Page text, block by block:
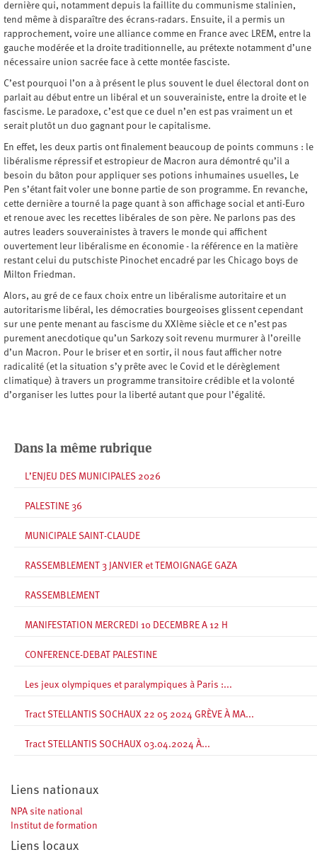
dernière qui, notamment depuis la faillite du communisme stalinien,
tend même à disparaître des écrans-radars. Ensuite, il a permis un
rapprochement, voire une alliance comme en France avec LREM, entre la
gauche modérée et la droite traditionnelle, au prétexte notamment d’une
nécessaire union sacrée face à cette montée fasciste.
C’est pourquoi l’on a à présent le plus souvent le duel électoral dont on
parlait au début entre un libéral et un souverainiste, entre la droite et le
fascisme. Le paradoxe, c’est que ce duel n’en est pas vraiment un et
serait plutôt un duo gagnant pour le capitalisme.
En effet, les deux partis ont finalement beaucoup de points communs : le
libéralisme répressif et estropieur de Macron aura démontré qu’il a
besoin du bâton pour appliquer ses potions inhumaines usuelles, Le
Pen s’étant fait voler une bonne partie de son programme. En revanche,
cette dernière a tourné la page quant à son affichage social et anti-Euro
et renoue avec les recettes libérales de son père. Ne parlons pas des
autres leaders souverainistes à travers le monde qui affichent
ouvertement leur libéralisme en économie - la référence en la matière
restant celui du putschiste Pinochet encadré par les Chicago boys de
Milton Friedman.
Alors, au gré de ce faux choix entre un libéralisme autoritaire et un
autoritarisme libéral, les démocraties bourgeoises glissent cependant
sur une pente menant au fascisme du XXIème siècle et ce n’est pas
purement anecdotique qu’un Sarkozy soit revenu murmurer à l’oreille
d’un Macron. Pour le briser et en sortir, il nous faut afficher notre
radicalité (et la situation s’y prête avec le Covid et le dérèglement
climatique) à travers un programme transitoire crédible et la volonté
d’organiser les luttes pour la liberté autant que pour l’égalité.
Dans la même rubrique
L’ENJEU DES MUNICIPALES 2026
PALESTINE 36
MUNICIPALE SAINT-CLAUDE
RASSEMBLEMENT 3 JANVIER et TEMOIGNAGE GAZA
RASSEMBLEMENT
MANIFESTATION MERCREDI 10 DECEMBRE A 12 H
CONFERENCE-DEBAT PALESTINE
Les jeux olympiques et paralympiques à Paris :...
Tract STELLANTIS SOCHAUX 22 05 2024 GRÈVE À MA...
Tract STELLANTIS SOCHAUX 03.04.2024 À...
Liens nationaux
NPA site national
Institut de formation
Liens locaux